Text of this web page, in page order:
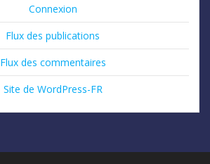
Connexion
Flux des publications
Flux des commentaires
Site de WordPress-FR